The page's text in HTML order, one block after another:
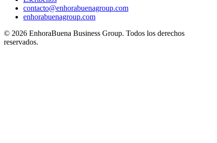
contacto@enhorabuenagroup.com
enhorabuenagroup.com
© 2026 EnhoraBuena Business Group. Todos los derechos
reservados.